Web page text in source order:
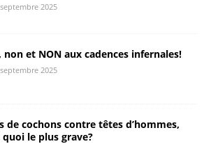
2025
non et NON aux cadences infernales!
2025
de cochons contre têtes d’hommes,
quoi le plus grave?